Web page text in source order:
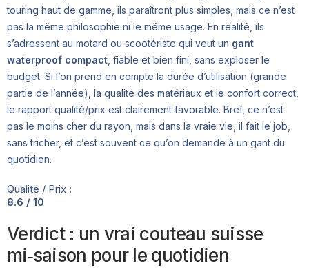
touring haut de gamme, ils paraîtront plus simples, mais ce n’est
pas la même philosophie ni le même usage. En réalité, ils
s’adressent au motard ou scootériste qui veut un gant
waterproof compact , fiable et bien fini, sans exploser le
budget. Si l’on prend en compte la durée d’utilisation (grande
partie de l’année), la qualité des matériaux et le confort correct,
le rapport qualité/prix est clairement favorable. Bref, ce n’est
pas le moins cher du rayon, mais dans la vraie vie, il fait le job,
sans tricher, et c’est souvent ce qu’on demande à un gant du
quotidien.
Qualité / Prix :
8.6 / 10
Verdict : un vrai couteau suisse
mi‑saison pour le quotidien